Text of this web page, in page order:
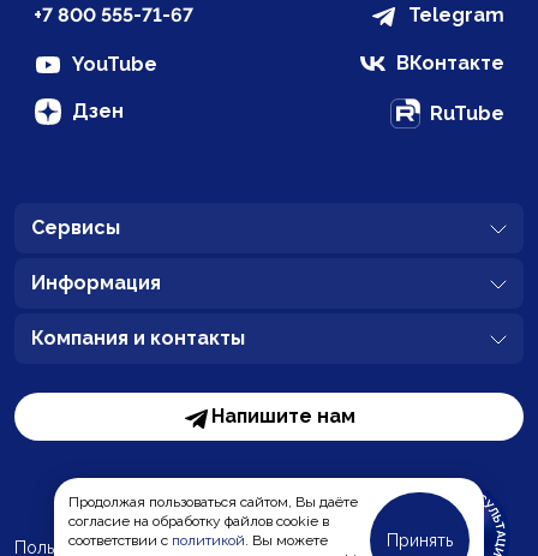
Продолжая пользоваться сайтом, Вы даёте
согласие на обработку файлов cookie в
соответствии с политикой. Вы можете
Принять
+7 800 555-71-67 Telegram
YouTube ВКонтакте
Дзен RuTube
Сервисы
Информация
Компания и контакты
Напишите нам
Пользовательское соглашение